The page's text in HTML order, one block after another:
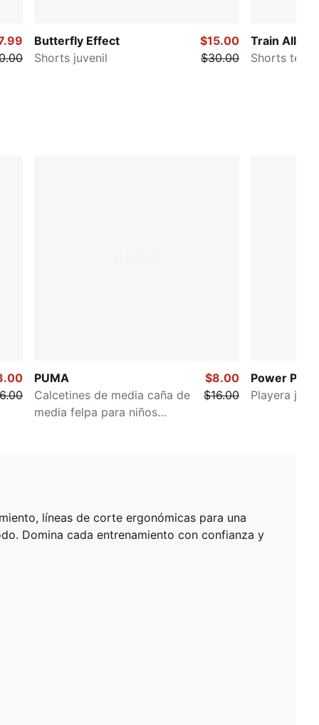
Butterfly Effect
Shorts juvenil
$15.00
$30.00
Train All
Shorts
PUMA
Calcetines de media caña de
media felpa para niños
$8.00
$16.00
Power Pack
Playera
líneas de corte ergonómicas para una
Domina cada entrenamiento con confianza y